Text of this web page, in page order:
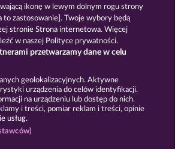
Polityka prywatności
Firma FAQ Facebook
wniosek o wypłatę
ikonę w lewym dolnym rogu strony
to zastosowanie]. Twoje wybory będą
stronie Strona internetowa. Więcej
w naszej Polityce prywatności.
przetwarzamy dane w celu
geolokalizacyjnych. Aktywne
urządzenia do celów identyfikacji.
na urządzeniu lub dostęp do nich.
i treści, pomiar reklam i treści, opinie
usług.